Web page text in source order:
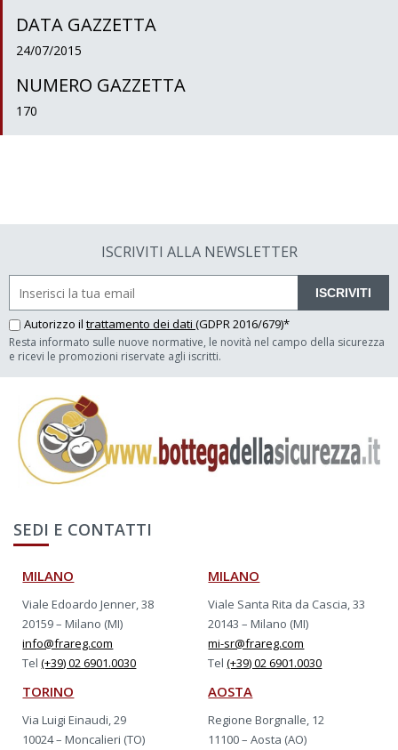
DATA GAZZETTA
24/07/2015
NUMERO GAZZETTA
170
ISCRIVITI ALLA NEWSLETTER
ISCRIVITI
Autorizzo il trattamento dei dati (GDPR 2016/679)*
Resta informato sulle nuove normative, le novità nel campo della sicurezza
e ricevi le promozioni riservate agli iscritti.
SEDI E CONTATTI
MILANO
Viale Edoardo Jenner, 38
20159 – Milano (MI)
info@frareg.com
Tel(+39) 02 6901.0030
MILANO
Viale Santa Rita da Cascia, 33
20143 – Milano (MI)
mi-sr@frareg.com
Tel(+39) 02 6901.0030
TORINO
Via Luigi Einaudi, 29
10024 – Moncalieri (TO)
AOSTA
Regione Borgnalle, 12
11100 – Aosta (AO)